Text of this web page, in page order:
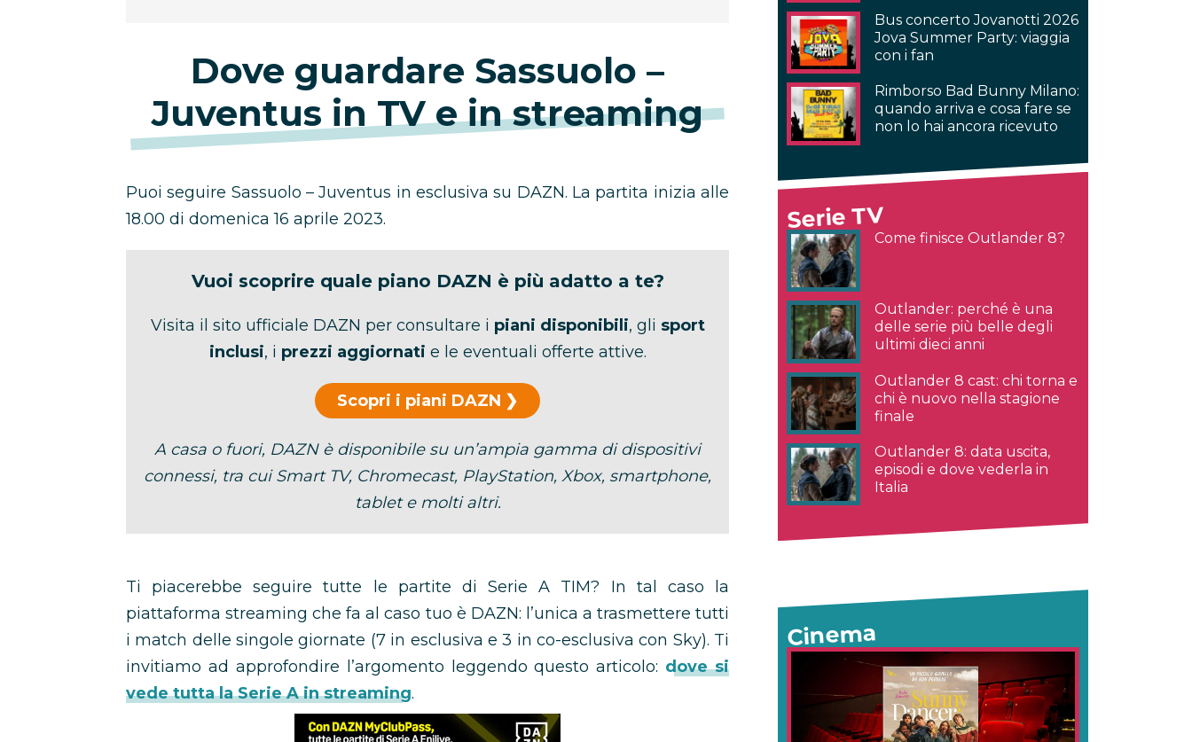
Dove guardare Sassuolo –
Juventus in TV e in streaming
Puoi seguire Sassuolo – Juventus in esclusiva su DAZN. La partita inizia alle
18.00 di domenica 16 aprile 2023.
Vuoi scoprire quale piano DAZN è più adatto a te?
Visita il sito ufficiale DAZN per consultare i piani disponibili, gli sport
inclusi, i prezzi aggiornati e le eventuali offerte attive.
Scopri i piani DAZN
A casa o fuori, DAZN è disponibile su un’ampia gamma di dispositivi
connessi, tra cui Smart TV, Chromecast, PlayStation, Xbox, smartphone,
tablet e molti altri.
Ti piacerebbe seguire tutte le partite di Serie A TIM? In tal caso la
piattaforma streaming che fa al caso tuo è DAZN: l’unica a trasmettere tutti
i match delle singole giornate (7 in esclusiva e 3 in co-esclusiva con Sky). Ti
invitiamo ad approfondire l’argomento leggendo questo articolo: dove si
vede tutta la Serie A in streaming.
Bus concerto Jovanotti 2026
Jova Summer Party: viaggia
con i fan
Rimborso Bad Bunny Milano:
quando arriva e cosa fare se
non lo hai ancora ricevuto
Serie TV
Come finisce Outlander 8?
Outlander: perché è una
delle serie più belle degli
ultimi dieci anni
Outlander 8 cast: chi torna e
chi è nuovo nella stagione
finale
Outlander 8: data uscita,
episodi e dove vederla in
Italia
Cinema